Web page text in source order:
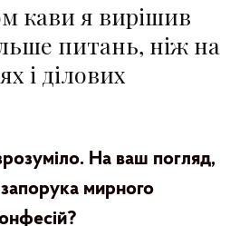
кави я вирішив
питань, ніж на
і ділових
На ваш погляд,
мирного
?